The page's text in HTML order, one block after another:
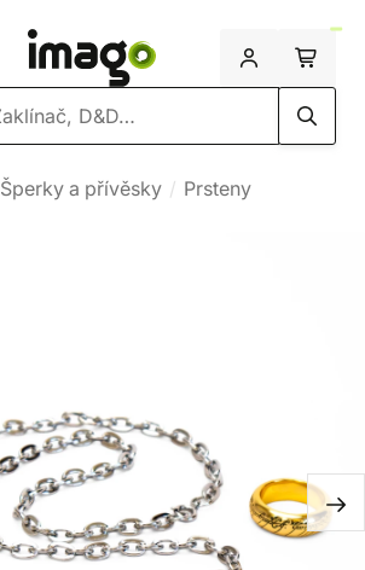
Šperky a přívěsky Prsteny